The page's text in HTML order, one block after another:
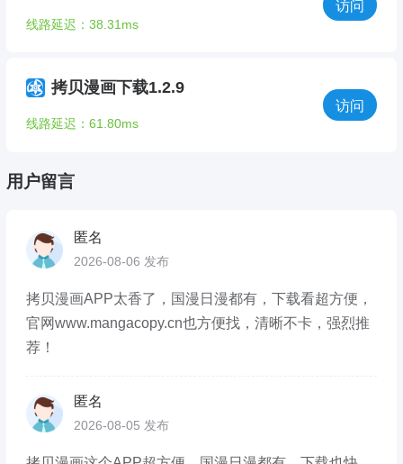
线路延迟：38.31ms
访问
拷贝漫画下载1.2.9
线路延迟：61.80ms
访问
用户留言
匿名
2026-08-06 发布
拷贝漫画APP太香了，国漫日漫都有，下载看超方便，
官网www.mangacopy.cn也方便找，清晰不卡，强烈推
荐！
匿名
2026-08-05 发布